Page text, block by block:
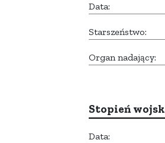
Data:
Starszeństwo:
Organ nadający:
Stopień
Data: